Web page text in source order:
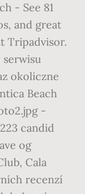
- See 81
and great
Tripadvisor.
okoliczne
Beach
-
candid
og
Cala
recenzí